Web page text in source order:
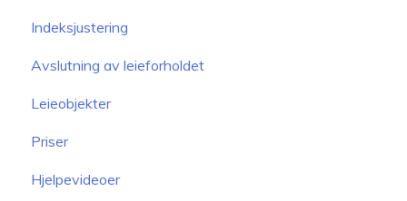
Indeksjustering
Avslutning av leieforholdet
Leieobjekter
Priser
Hjelpevideoer